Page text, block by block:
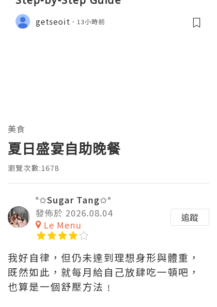
getseoit 13小時前
美食
夏日盛宴自助晚餐
瀏覽次數:1678
°✩Sugar Tang✩°
發佈於 2026.08.04
Le Menu
追蹤
我好自律，但仍未達到理想身形與體重，
既然如此，就每月給自己放肆吃一頓吧，
也算是一個舒壓方法﹗